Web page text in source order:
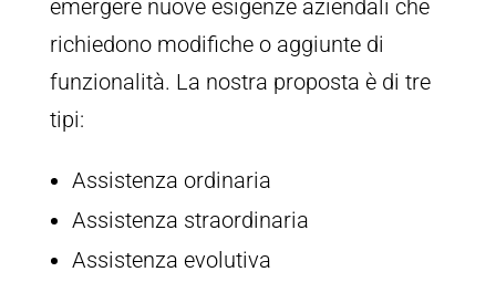
emergere nuove esigenze aziendali che
richiedono modifiche o aggiunte di
funzionalità. La nostra proposta è di tre
tipi:
Assistenza ordinaria
Assistenza straordinaria
Assistenza evolutiva